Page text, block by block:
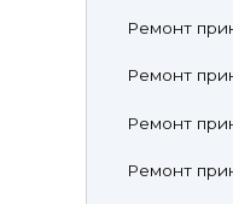
Ремонт
Ремонт
Ремонт
Ремонт